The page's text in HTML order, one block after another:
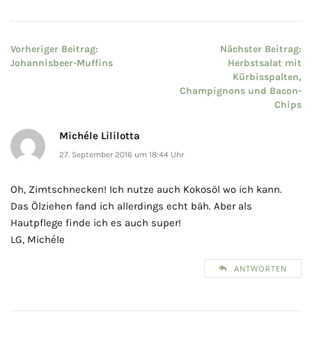
Beitragsnavigation
Vorheriger Beitrag:
Johannisbeer-Muffins
Nächster Beitrag:
Herbstsalat mit
Kürbisspalten,
Champignons und Bacon-
Chips
Michéle Lililotta
27. September 2016 um 18:44 Uhr
Oh, Zimtschnecken! Ich nutze auch Kokosöl wo ich kann.
Das Ölziehen fand ich allerdings echt bäh. Aber als
Hautpflege finde ich es auch super!
LG, Michéle
ANTWORTEN